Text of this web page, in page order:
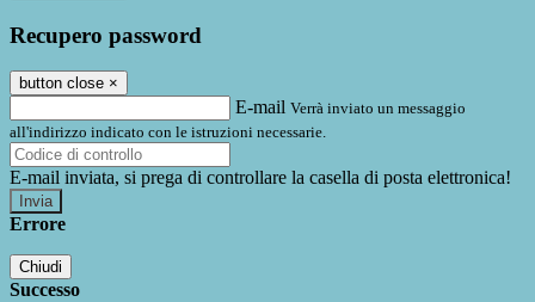
Recupero password
button close ×
E-mail Verrà inviato un messaggio
all'indirizzo indicato con le istruzioni necessarie.
E-mail inviata, si prega di controllare la casella di posta elettronica!
Errore
Chiudi
Successo